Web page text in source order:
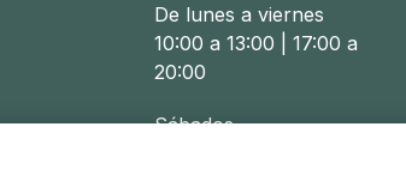
De lunes a viernes
10:00 a 13:00 | 17:00 a
20:00
Sábados